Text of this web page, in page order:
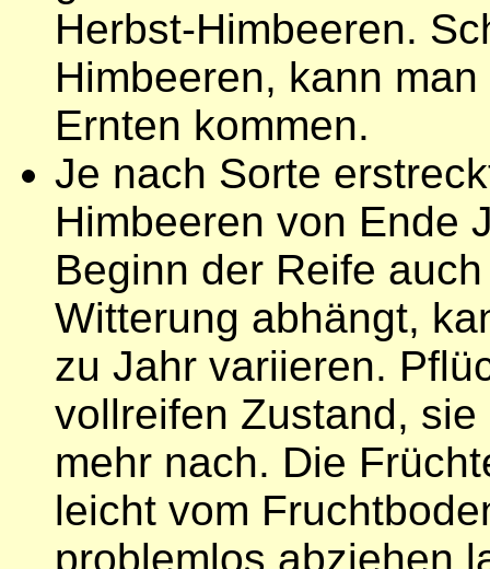
Herbst-Himbeeren.
Himbeeren, kann
Ernten kommen.
Je nach Sorte
Himbeeren von Ende
Beginn der Reife
Witterung abhängt,
zu Jahr variieren.
vollreifen Zustand,
mehr nach. Die
leicht vom
problemlos abziehen